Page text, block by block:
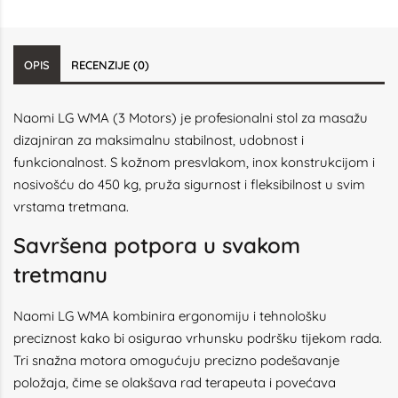
OPIS RECENZIJE (0)
Naomi LG WMA (3 Motors) je profesionalni stol za masažu
dizajniran za maksimalnu stabilnost, udobnost i
funkcionalnost. S kožnom presvlakom, inox konstrukcijom i
nosivošću do 450 kg, pruža sigurnost i fleksibilnost u svim
vrstama tretmana.
Savršena potpora u svakom
tretmanu
Naomi LG WMA kombinira ergonomiju i tehnološku
preciznost kako bi osigurao vrhunsku podršku tijekom rada.
Tri snažna motora omogućuju precizno podešavanje
položaja, čime se olakšava rad terapeuta i povećava